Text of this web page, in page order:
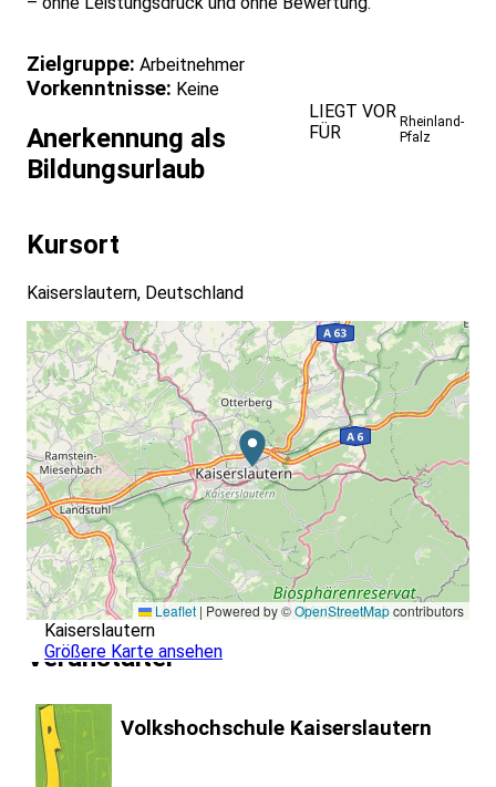
Zielgruppe: Arbeitnehmer
Vorkenntnisse: Keine
Anerkennung als
Bildungsurlaub
LIEGT VOR
FÜR
Rheinland-
Pfalz
Kursort
Kaiserslautern, Deutschland
Leaflet | Powered by ©OpenStreetMapcontributors
Kaiserslautern
Größere Karte ansehen
Veranstalter
Volkshochschule Kaiserslautern